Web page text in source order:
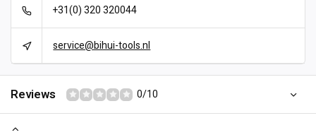
+31(0) 320 320044
service@bihui-tools.nl
Reviews 0/10